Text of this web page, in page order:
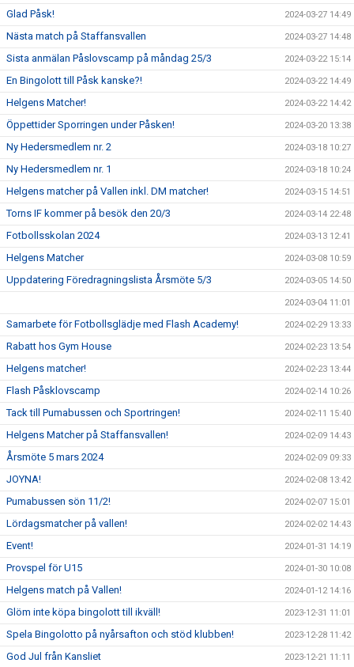
Glad Påsk! 2024-03-27 14:49
Nästa match på Staffansvallen 2024-03-27 14:48
Sista anmälan Påslovscamp på måndag 25/3 2024-03-22 15:14
En Bingolott till Påsk kanske?! 2024-03-22 14:49
Helgens Matcher! 2024-03-22 14:42
Öppettider Sporringen under Påsken! 2024-03-20 13:38
Ny Hedersmedlem nr. 2 2024-03-18 10:27
Ny Hedersmedlem nr. 1 2024-03-18 10:24
Helgens matcher på Vallen inkl. DM matcher! 2024-03-15 14:51
Torns IF kommer på besök den 20/3 2024-03-14 22:48
Fotbollsskolan 2024 2024-03-13 12:41
Helgens Matcher 2024-03-08 10:59
Uppdatering Föredragningslista Årsmöte 5/3 2024-03-05 14:50
2024-03-04 11:01
Samarbete för Fotbollsglädje med Flash Academy! 2024-02-29 13:33
Rabatt hos Gym House 2024-02-23 13:54
Helgens matcher! 2024-02-23 13:44
Flash Påsklovscamp 2024-02-14 10:26
Tack till Pumabussen och Sportringen! 2024-02-11 15:40
Helgens Matcher på Staffansvallen! 2024-02-09 14:43
Årsmöte 5 mars 2024 2024-02-09 09:33
JOYNA! 2024-02-08 13:42
Pumabussen sön 11/2! 2024-02-07 15:01
Lördagsmatcher på vallen! 2024-02-02 14:43
Event! 2024-01-31 14:19
Provspel för U15 2024-01-30 10:08
Helgens match på Vallen! 2024-01-12 14:16
Glöm inte köpa bingolott till ikväll! 2023-12-31 11:01
Spela Bingolotto på nyårsafton och stöd klubben! 2023-12-28 11:42
God Jul från Kansliet 2023-12-21 11:11